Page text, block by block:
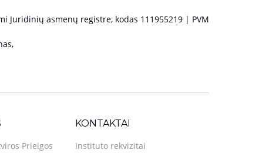
Juridinių asmenų registre, kodas 111955219 | PVM
Prieigos
KONTAKTAI
Instituto rekvizitai